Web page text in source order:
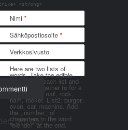
<strong>
Nimi *
Sähköpostiosoite *
Verkkosivusto
Here are two lists of
words. Take the edible
things from each list and
join them together to for a
word. List 1: nail, rock,
ham, rocket. List2: burger,
oven, car, machine. Add
the _number_ of
characters in the word
"blender" at the end.